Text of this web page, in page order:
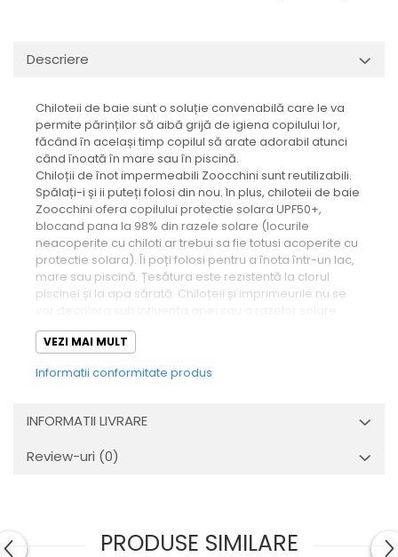
Descriere
Chiloteii de baie sunt o soluție convenabilă care le va
permite părinților să aibă grijă de igiena copilului lor,
făcând în același timp copilul să arate adorabil atunci
când înoată în mare sau în piscină.
Chiloții de înot impermeabili Zoocchini sunt reutilizabili.
Spălați-i și ii puteți folosi din nou. In plus, chiloteii de baie
Zoocchini ofera copilului protectie solara UPF50+,
blocand pana la 98% din razele solare (locurile
neacoperite cu chiloti ar trebui sa fie totusi acoperite cu
protectie solara). Îi poți folosi pentru a înota într-un lac,
mare sau piscină. Țesătura este rezistentă la clorul
piscinei și la apa sărată. Chiloțeii și imprimeurile nu se
Caracteristici:
- potrivire adecvată pentru prevenirea scurgerilor;
scurgerea;
-reutilizabili;
- material rezistent la clor si apa sarata.
VEZI MAI MULT
Informatii conformitate produs
INFORMATII LIVRARE
Review-uri (0)
PRODUSE SIMILARE